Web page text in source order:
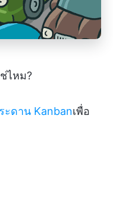
ไหม?
ะดาน Kanbanเพื่อ